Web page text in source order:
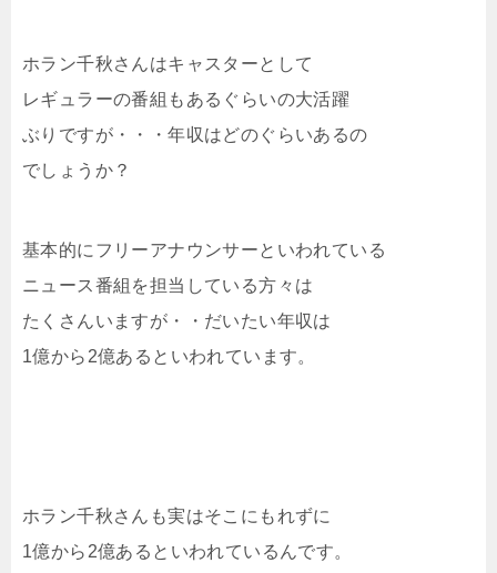
ホラン千秋さんはキャスターとして
レギュラーの番組もあるぐらいの大活躍
ぶりですが・・・年収はどのぐらいあるの
でしょうか？
基本的にフリーアナウンサーといわれている
ニュース番組を担当している方々は
たくさんいますが・・だいたい年収は
1億から2億あるといわれています。
ホラン千秋さんも実はそこにもれずに
1億から2億あるといわれているんです。